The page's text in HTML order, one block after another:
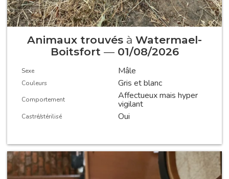
Animaux trouvés à Watermael-
Boitsfort — 01/08/2026
Sexe Mâle
Couleurs Gris et blanc
Comportement Affectueux mais hyper
vigilant
Castré/stérilisé Oui